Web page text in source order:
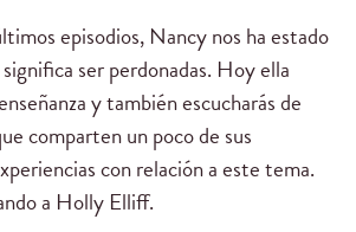
episodios, Nancy nos ha estado
ser perdonadas. Hoy ella
y también escucharás de
comparten un poco de sus
con relación a este tema.
a Holly Elliff.